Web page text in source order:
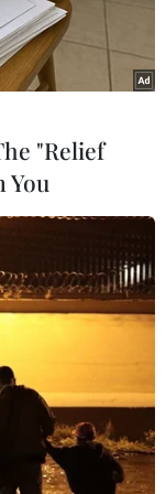
tê bì chân tay,
vào bệnh viện cấp
thông
Ninh) cho
"Relief
You